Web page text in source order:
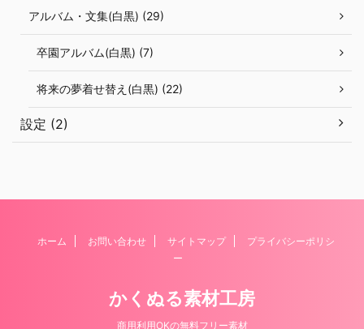
アルバム・文集(白黒) (29)
卒園アルバム(白黒) (7)
将来の夢着せ替え(白黒) (22)
設定 (2)
ホーム お問い合わせ サイトマップ
プライバシーポリシ
ー
かくぬる素材工房
商用利用OKの無料フリー素材